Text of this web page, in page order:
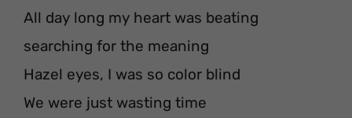
All day long my heart was beating
searching for the meaning
Hazel eyes, I was so color blind
We were just wasting time